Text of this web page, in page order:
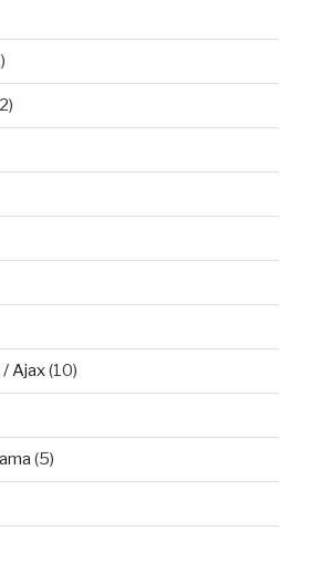
/ Ajax(10)
(5)